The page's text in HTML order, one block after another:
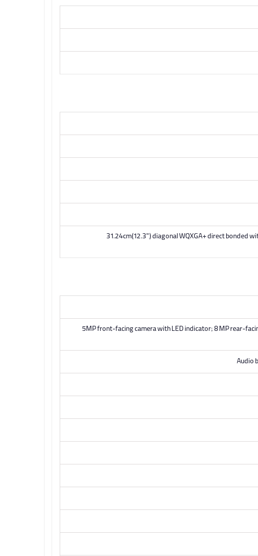
31.24cm(12.3") diagonal WQXGA+ direct bonded
5MP front-facing camera with LED indicator; 8 MP rear-
Audio